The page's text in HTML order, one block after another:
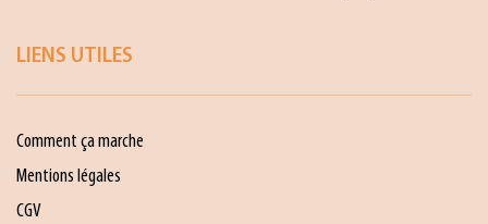
LIENS UTILES
Comment ça marche
Mentions légales
CGV